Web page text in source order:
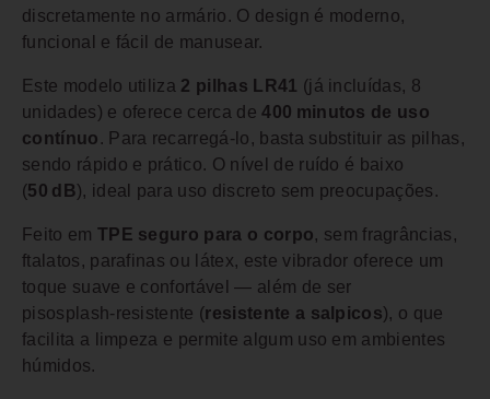
discretamente no armário. O design é moderno,
funcional e fácil de manusear.
Este modelo utiliza 2 pilhas LR41 (já incluídas, 8
unidades) e oferece cerca de400 minutos de uso
contínuo . Para recarregá-lo, basta substituir as pilhas,
sendo rápido e prático. O nível de ruído é baixo
(50 dB), ideal para uso discreto sem preocupações.
Feito em TPE seguro para o corpo, sem fragrâncias,
ftalatos, parafinas ou látex, este vibrador oferece um
toque suave e confortável — além de ser
pisosplash‑resistente (resistente a salpicos), o que
facilita a limpeza e permite algum uso em ambientes
húmidos.